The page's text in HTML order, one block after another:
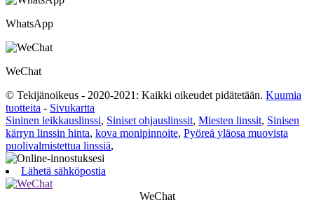
WhatsApp
WeChat
© Tekijänoikeus - 2020-2021: Kaikki oikeudet pidätetään. Kuumia
tuotteita - Sivukartta
Sininen leikkauslinssi, Siniset ohjauslinssit, Miesten linssit, Sinisen
kärryn linssin hinta, kova monipinnoite, Pyöreä yläosa muovista
puolivalmistettua linssiä,
Lähetä sähköpostia
WeChat